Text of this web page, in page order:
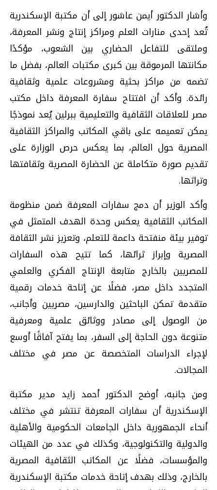
وأشار الدكتور أيمن عاشور إلى أن مكتبة الإسكندرية
تُعد إحدى منارات العلم ومراكز إنتاج ونشر المعرفة،
وملتقى للتفاعل الحضاري بين الشعوب، مؤكدًا
مكانتها المرموقة بين كبرى مكتبات العالم، بفضل ما
تضمه من مراكز بحثية ومشروعات علمية وثقافية
رائدة. وأكد أن افتتاح سفارة المعرفة داخل مكتب
مصر للعلاقات الثقافية والتعليمية ببرلين يُعد نموذجًا
يمكن تعميمه على باقي المكاتب والمراكز الثقافية
المصرية حول العالم، بما يعكس حرص الوزارة على
تقديم صورة متكاملة عن الحضارة المصرية وثقافتها
وتراثها.
وأكد الوزير أن دمج سفارات المعرفة ضمن منظومة
المكاتب الثقافية يعكس وحدة الهدف المتمثل في
توفير بيئة منفتحة داعمة للتعلم، وتعزيز نشر الثقافة
المصرية وإبراز ثرائها، كما تتيح هذه السفارات
للمصريين بالخارج متابعة الإنتاج الفكري والعلمي
المتجدد داخل مصر، فضلًا عن إتاحة خدمات رقمية
متقدمة تمكن الباحثين والدارسين، مصريين وأجانب،
من الوصول إلى مصادر ووثائق علمية ومعرفية
متنوعة دون الحاجة إلى السفر، بما يفتح آفاقًا أوسع
لإجراء الدراسات المتخصصة عن مصر في مختلف
المجالات.
ومن جانبه، أوضح الدكتور أحمد زايد مدير مكتبة
الإسكندرية أن سفارات المعرفة تنتشر في مختلف
أنحاء الجمهورية داخل الجامعات الحكومية والأهلية
والدولية والتكنولوجية، وكذلك في عدد من الهيئات
والمؤسسات، فضلًا عن المكاتب الثقافية المصرية
بالخارج، وذلك بهدف إتاحة خدمات مكتبة الإسكندرية